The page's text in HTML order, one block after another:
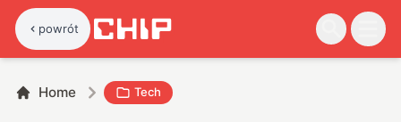
powrót
Home Tech